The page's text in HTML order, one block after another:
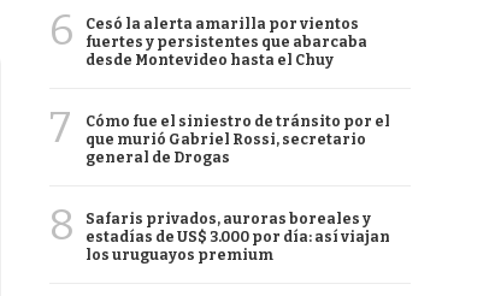
6
Cesó la alerta amarilla por vientos
fuertes y persistentes que abarcaba
desde Montevideo hasta el Chuy
7
Cómo fue el siniestro de tránsito por el
que murió Gabriel Rossi, secretario
general de Drogas
8
Safaris privados, auroras boreales y
estadías de US$ 3.000 por día: así viajan
los uruguayos premium